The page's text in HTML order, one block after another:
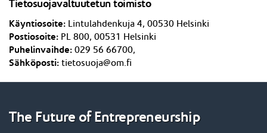
Tietosuojavaltuutetun toimisto
Käyntiosoite: Lintulahdenkuja 4, 00530 Helsinki
Postiosoite: PL 800, 00531 Helsinki
Puhelinvaihde: 029 56 66700,
Sähköposti: tietosuoja@om.fi
The Future of Entrepreneurship